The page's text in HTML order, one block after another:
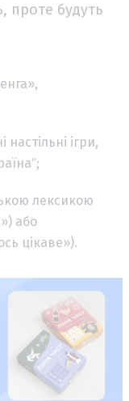
проте будуть
настільні ігри,
лексикою
або
цікаве»).